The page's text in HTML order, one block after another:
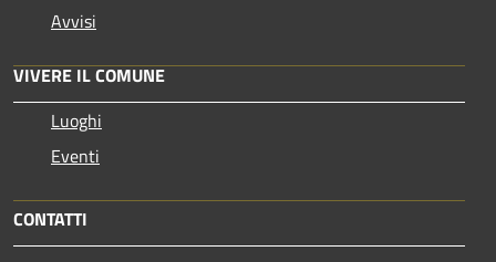
Avvisi
VIVERE IL COMUNE
Luoghi
Eventi
CONTATTI